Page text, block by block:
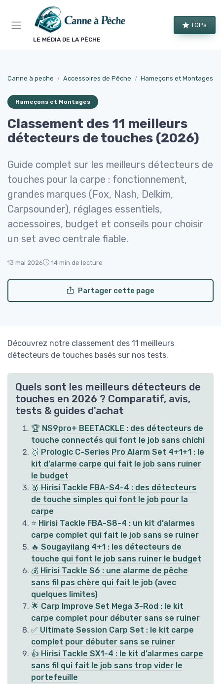
LE MÉDIA DE LA PÊCHE
TOPs
Canne à peche Accessoires de Pêche Hameçons et Montages
Hameçons et Montages
Classement des 11 meilleurs
détecteurs de touches (2026)
Guide complet sur les meilleurs détecteurs de
touches pour la carpe : fonctionnement,
grandes marques (Fox, Nash, Delkim,
Carpsounder), réglages essentiels,
accessoires, budget et conseils pour choisir
un set avec centrale fiable.
13 mai 2026 14 min de lecture
Partager cette page
Découvrez notre classement des 11 meilleurs
détecteurs de touches basés sur nos tests.
Quels sont les meilleurs détecteurs de
touches en 2026 ? Comparatif, avis,
tests & guides d'achat
🏆 NS9pro+ BEETACKLE : des détecteurs de
touche connectés qui font le job sans chichi
🥈 Prologic C-Series Pro Alarm Set 4+1+1 : le
kit d’alarme carpe qui fait le job sans ruiner
le budget
🥉 Hirisi Tackle FBA-S4-4 : des détecteurs
de touche simples qui font le job pour la
carpe
⭐ Hirisi Tackle FBA-S8-4 : un kit d’alarmes
carpe complet qui fait le job sans se ruiner
🔥 Sougayilang 4+1 : les détecteurs de
touche qui font le job sans ruiner le budget
💰 Hirisi Tackle S6 : une alarme de pêche
sans fil pas chère qui fait le job (avec
quelques limites)
🌟 Carp Improve Set Mega 3-Rod : le kit
carpe complet pour débuter sans se ruiner
✅ Ultimate Session Carp Set : le kit carpe
complet pour débuter sans se ruiner
👍 Hirisi Tackle SX1-4 : le kit d’alarmes carpe
sans fil qui fait le job sans trop vider le
portefeuille
Panneau de gestion des cookies